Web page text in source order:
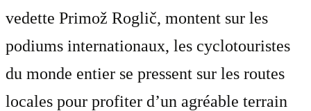
vedette Primož Roglič, montent sur les
podiums internationaux, les cyclotouristes
du monde entier se pressent sur les routes
locales pour profiter d’un agréable terrain